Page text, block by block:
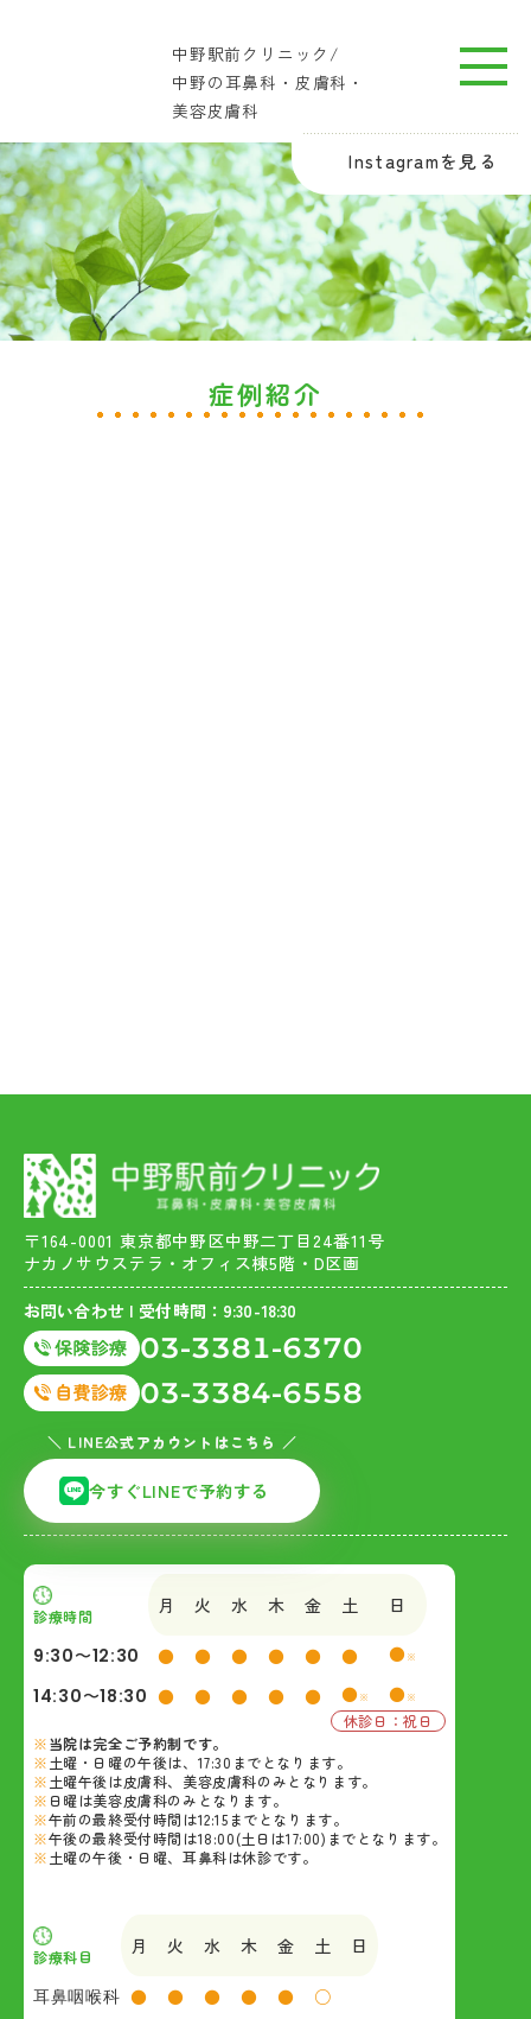
中野駅前クリニック/
中野の耳鼻科・皮膚科・
美容皮膚科
Instagramを見る
症例紹介
〒164-0001 東京都中野区中野二丁目24番11号
ナカノサウステラ・オフィス棟5階・D区画
お問い合わせ | 受付時間：9:30-18:30
03-3381-6370
03-3384-6558
＼ LINE公式アカウントはこちら ／
今すぐLINEで予約する
診療時間 月 火 水 木 金 土 日
9:30〜12:30 ● ● ● ● ● ● ●※
14:30〜18:30 ● ● ● ● ● ●※ ●※
休診日：祝日
当院は完全ご予約制です。
土曜・日曜の午後は、17:30までとなります。
土曜午後は皮膚科、美容皮膚科のみとなります。
日曜は美容皮膚科のみとなります。
午前の最終受付時間は12:15までとなります。
午後の最終受付時間は18:00(土日は17:00)までとなります。
土曜の午後・日曜、耳鼻科は休診です。
診療科目 月 火 水 木 金 土 日
耳鼻咽喉科 ● ● ● ● ●
○